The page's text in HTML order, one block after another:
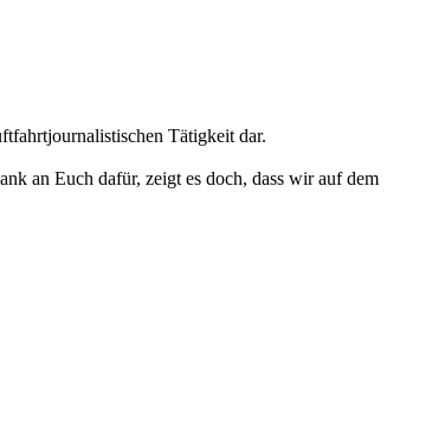
Tätigkeit dar.
an Euch dafür, zeigt es doch, dass wir auf dem